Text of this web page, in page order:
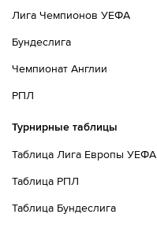
Лига Чемпионов УЕФА
Бундеслига
Чемпионат Англии
РПЛ
Турнирные таблицы
Таблица Лига Европы УЕФА
Таблица РПЛ
Таблица Бундеслига